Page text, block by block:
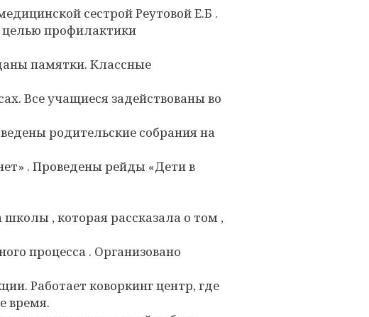
сестрой Реутовой Е.Б .
профилактики
памятки. Классные
Все учащиеся задействованы во
родительские собрания на
. Проведены рейды «Дети в
, которая рассказала о том ,
процесса . Организовано
Работает коворкинг центр, где
время.